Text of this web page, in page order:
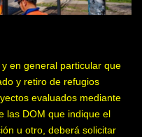
en general particular que
y retiro de refugios
evaluados mediante
las DOM que indique el
u otro, deberá solicitar